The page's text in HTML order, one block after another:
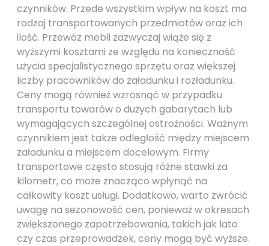
czynników. Przede wszystkim wpływ na koszt ma
rodzaj transportowanych przedmiotów oraz ich
ilość. Przewóz mebli zazwyczaj wiąże się z
wyższymi kosztami ze względu na konieczność
użycia specjalistycznego sprzętu oraz większej
liczby pracowników do załadunku i rozładunku.
Ceny mogą również wzrosnąć w przypadku
transportu towarów o dużych gabarytach lub
wymagających szczególnej ostrożności. Ważnym
czynnikiem jest także odległość między miejscem
załadunku a miejscem docelowym. Firmy
transportowe często stosują różne stawki za
kilometr, co może znacząco wpłynąć na
całkowity koszt usługi. Dodatkowo, warto zwrócić
uwagę na sezonowość cen, ponieważ w okresach
zwiększonego zapotrzebowania, takich jak lato
czy czas przeprowadzek, ceny mogą być wyższe.